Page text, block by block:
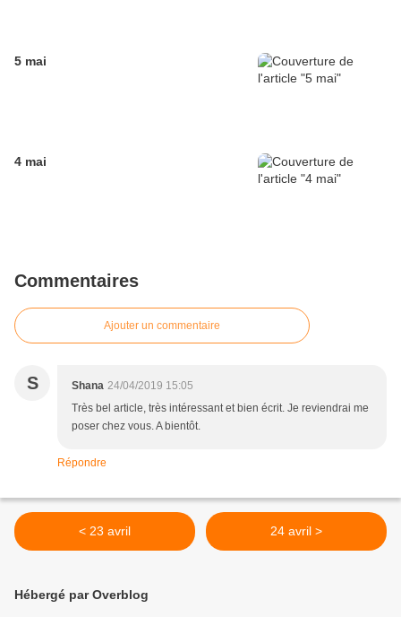
5 mai
4 mai
Commentaires
Ajouter un commentaire
S Shana 24/04/2019 15:05
Très bel article, très intéressant et bien écrit. Je reviendrai me
poser chez vous. A bientôt.
Répondre
< 23 avril 24 avril >
Hébergé par Overblog